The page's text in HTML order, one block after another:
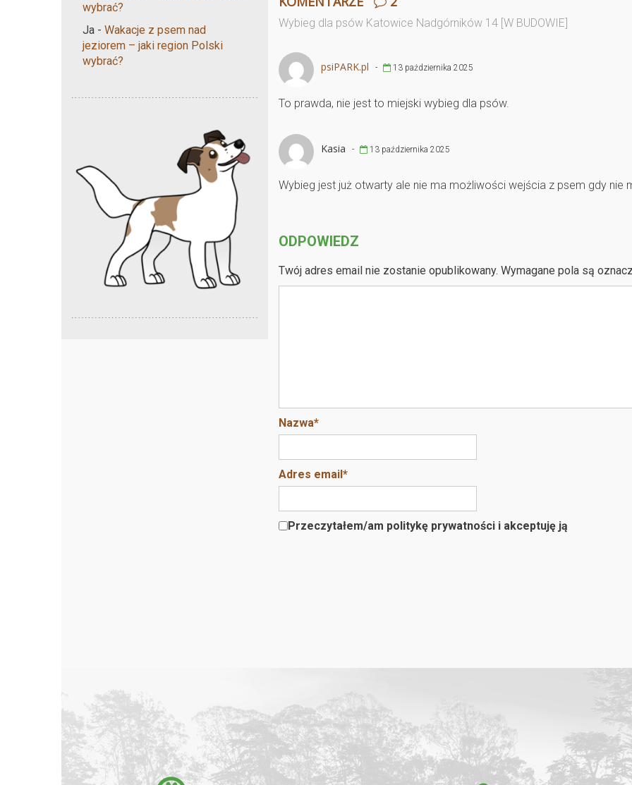
wybrać?
Ja - Wakacje z psem nad
jeziorem – jaki region Polski
wybrać?
Wybieg dla psów Katowice Nadgórników 14 [W BUDOWIE]
psiPARK.pl - 13 października 2025
To prawda, nie jest to miejski wybieg dla psów.
Kasia - 13 października 2025
Wybieg jest już otwarty ale nie ma możliwości wejścia z psem gdy nie
ODPOWIEDZ
Twój adres email nie zostanie opublikowany. Wymagane pola są
Nazwa*
Adres email*
Przeczytałem/am politykę prywatności i akceptuję ją